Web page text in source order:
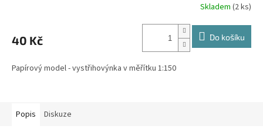
Skladem (2 ks)
40 Kč Do košíku
Papírový model - vystřihovýnka v měřítku 1:150
Popis Diskuze